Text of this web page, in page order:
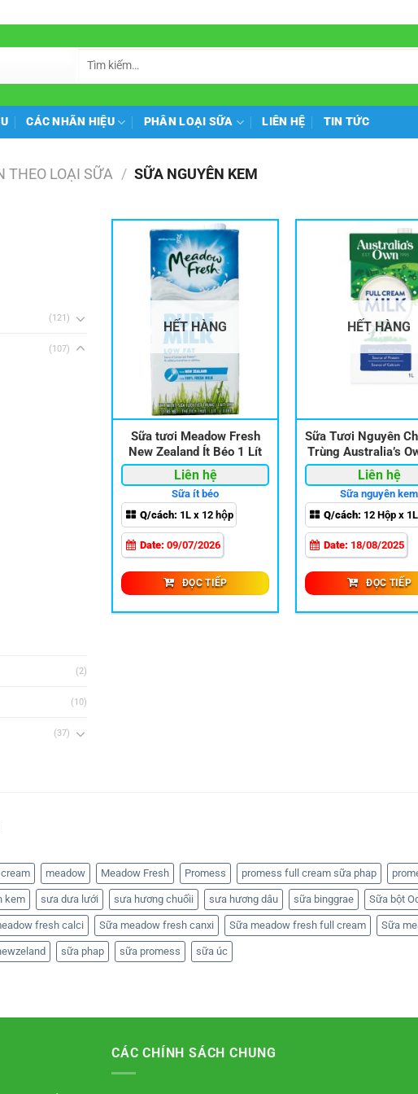
kiếm:
CÁC NHÃN HIỆU PHÂN LOẠI SỮA LIÊN HỆ TIN TỨC
THEO LOẠI SỮA / SỮA NGUYÊN KEM
(121)
(107)
(2)
(10)
(37)
HẾT HÀNG
Sữa tươi Meadow Fresh
New Zealand Ít Béo 1 Lít
Liên hệ
Sữa ít béo
Q/cách: 1L x 12 hộp
Date: 09/07/2026
ĐỌC TIẾP
HẾT HÀNG
Sữa Tươi Nguyên
Trùng Australia’s
Cream 1L
Liên hệ
Sữa nguyên kem
Q/cách: 12 Hộp x 1L
Date: 18/08/2025
ĐỌC TIẾP
meadow Meadow Fresh Promess promess full cream sữa phap
kem sưa dưa lưới sưa hương chuốii sưa hương dâu sữa binggrae Sữa bột
fresh calci Sữa meadow fresh canxi Sữa meadow fresh full cream Sữa
sữa phap sữa promess sữa úc
CÁC CHÍNH SÁCH CHUNG